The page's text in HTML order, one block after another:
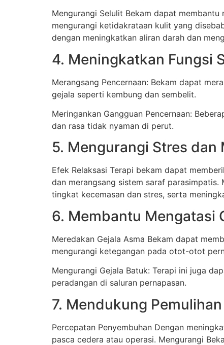
Mengurangi Selulit Bekam dapat
mengurangi ketidakrataan kulit yang
dengan meningkatkan aliran darah dan
4. Meningkatkan Fungsi
Merangsang Pencernaan: Bekam dapat
gejala seperti kembung dan sembelit.
Meringankan Gangguan Pencernaan:
dan rasa tidak nyaman di perut.
5. Mengurangi Stres
Efek Relaksasi Terapi bekam dapat
dan merangsang sistem saraf parasimpatis.
tingkat kecemasan dan stres, serta
6. Membantu Mengatasi
Meredakan Gejala Asma Bekam dapat
mengurangi ketegangan pada otot-otot
Mengurangi Gejala Batuk: Terapi ini juga
peradangan di saluran pernapasan.
7. Mendukung
Percepatan Penyembuhan Dengan
pasca cedera atau operasi. Mengurangi